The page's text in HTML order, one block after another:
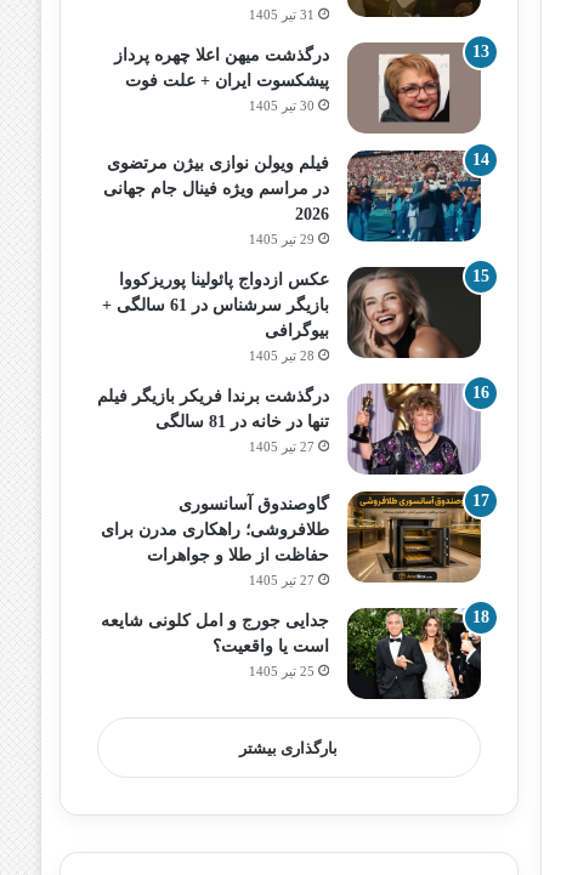
31 تیر 1405
درگذشت میهن اعلا چهره پرداز
پیشکسوت ایران + علت فوت
30 تیر 1405
فیلم ویولن نوازی بیژن مرتضوی
در مراسم ویژه فینال جام جهانی
2026
29 تیر 1405
عکس ازدواج پائولینا پوریزکووا
بازیگر سرشناس در 61 سالگی +
بیوگرافی
28 تیر 1405
درگذشت برندا فریکر بازیگر فیلم
تنها در خانه در 81 سالگی
27 تیر 1405
گاوصندوق آسانسوری
طلافروشی؛ راهکاری مدرن برای
حفاظت از طلا و جواهرات
27 تیر 1405
جدایی جورج و امل کلونی شایعه
است یا واقعیت؟
25 تیر 1405
بارگذاری بیشتر